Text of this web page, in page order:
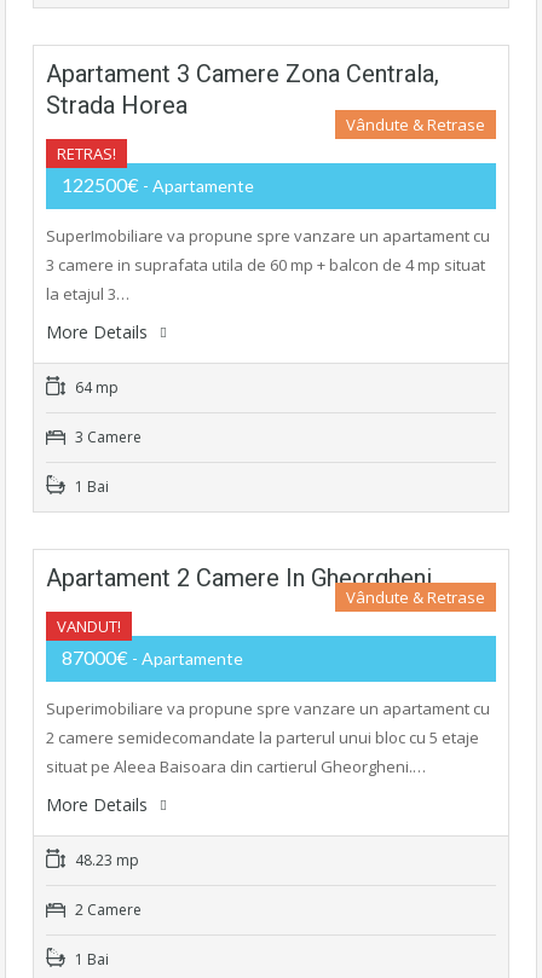
Apartament 3 Camere Zona Centrala,
Strada Horea
RETRAS!
Vândute & Retrase
122500€ - Apartamente
SuperImobiliare va propune spre vanzare un apartament cu
3 camere in suprafata utila de 60 mp + balcon de 4 mp situat
la etajul 3…
More Details
64 mp
3 Camere
1 Bai
Apartament 2 Camere In Gheorgheni
VANDUT!
Vândute & Retrase
87000€ - Apartamente
Superimobiliare va propune spre vanzare un apartament cu
2 camere semidecomandate la parterul unui bloc cu 5 etaje
situat pe Aleea Baisoara din cartierul Gheorgheni.…
More Details
48.23 mp
2 Camere
1 Bai